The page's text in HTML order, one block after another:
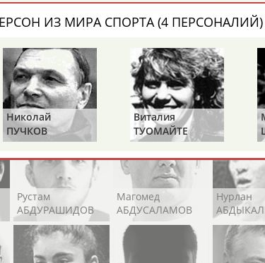
Абдула
Магомед
Назир
спортсмене, тренере, специалисте или
Герои спорта - это одни из главных
Рустам
АБДУРАШИДОВ
Магомед
АБДУСАЛАМОВ
Нурлан
ИЗ МИРА СПОРТА (4 ПЕРСОНАЛИЙ)
Николай
ПУЧКОВ
Виталия
ТУОМАЙТЕ